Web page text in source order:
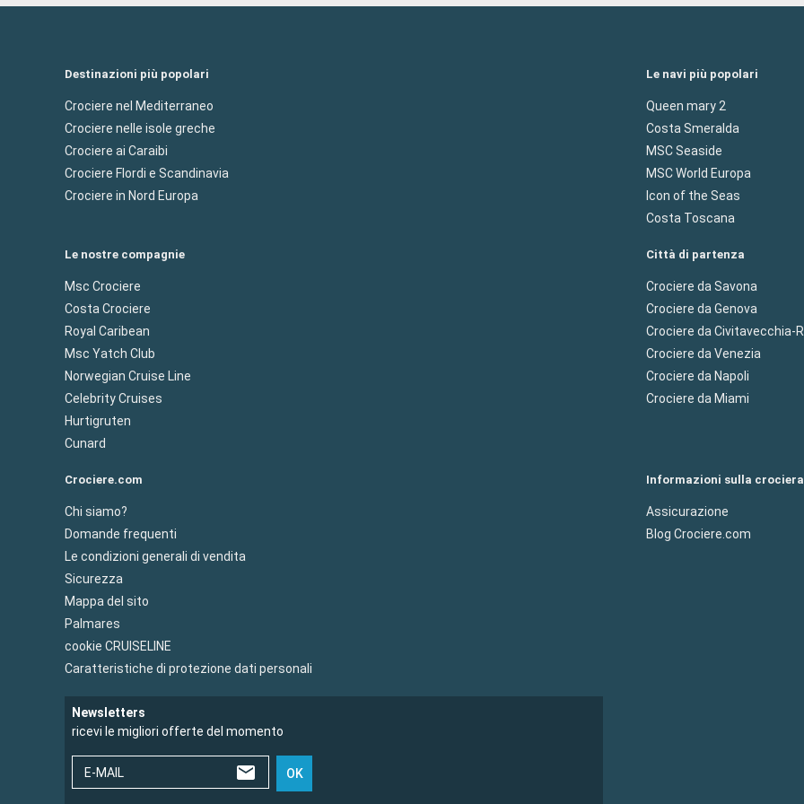
Destinazioni più popolari
Crociere nel Mediterraneo
Crociere nelle isole greche
Crociere ai Caraibi
Crociere Flordi e Scandinavia
Crociere in Nord Europa
Le navi più popolari
Queen mary 2
Costa Smeralda
MSC Seaside
MSC World Europa
Icon of the Seas
Costa Toscana
Le nostre compagnie
Msc Crociere
Costa Crociere
Royal Caribean
Msc Yatch Club
Norwegian Cruise Line
Celebrity Cruises
Hurtigruten
Cunard
Città di partenza
Crociere da Savona
Crociere da Genova
Crociere da Civitavecchia-
Crociere da Venezia
Crociere da Napoli
Crociere da Miami
Crociere.com
Chi siamo?
Domande frequenti
Le condizioni generali di vendita
Sicurezza
Mappa del sito
Palmares
cookie CRUISELINE
Caratteristiche di protezione dati personali
Informazioni sulla crociera
Assicurazione
Blog Crociere.com
Newsletters
ricevi le migliori offerte del momento
E-MAIL OK